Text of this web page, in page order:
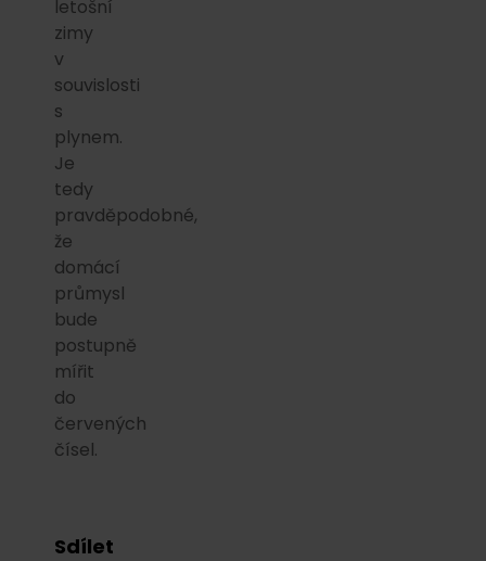
letošní
zimy
v
souvislosti
s
plynem.
Je
tedy
pravděpodobné,
že
domácí
průmysl
bude
postupně
mířit
do
červených
čísel.
Sdílet